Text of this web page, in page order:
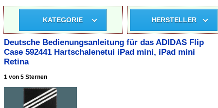
KATEGORIE HERSTELLER
Deutsche Bedienungsanleitung für das ADIDAS Flip
Case 592441 Hartschalenetui iPad mini, iPad mini
Retina
1 von 5 Sternen